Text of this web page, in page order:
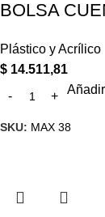
BOLSA
Plástico y Acrílico
$ 14.511,81
SKU: MAX 38